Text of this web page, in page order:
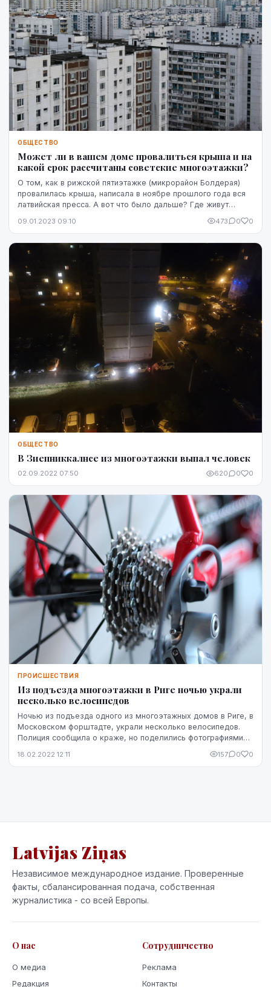
ОБЩЕСТВО
Может ли в вашем доме провалиться крыша и на
какой срок рассчитаны советские многоэтажки?
О том, как в рижской пятиэтажке (микрорайон Болдерая)
провалилась крыша, написала в ноябре прошлого года вся
латвийская пресса. А вот что было дальше? Где живут
09.01.2023 09:10 473 0 0
ОБЩЕСТВО
В Зиепниккалнсе из многоэтажки выпал человек
02.09.2022 07:50 620 0 0
ПРОИСШЕСТВИЯ
Из подъезда многоэтажки в Риге ночью украли
несколько велосипедов
Ночью из подъезда одного из многоэтажных домов в Риге, в
Московском форштадте, украли несколько велосипедов.
Полиция сообщила о краже, но поделились фотографиями
18.02.2022 12:11 157 0 0
Latvijas Ziņas
Независимое международное издание. Проверенные
факты, сбалансированная подача, собственная
журналистика - со всей Европы.
О нас
О медиа
Редакция
Сотрудничество
Реклама
Контакты